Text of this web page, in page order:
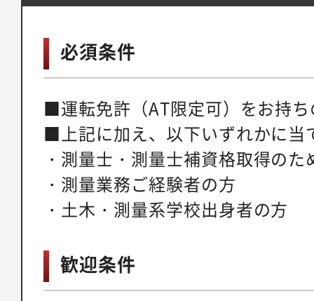
必須条件
■運転免許（AT限定可）をお持
■上記に加え、以下いずれかに当
・測量士・測量士補資格取得の
・測量業務ご経験者の方
・土木・測量系学校出身者の方
歓迎条件